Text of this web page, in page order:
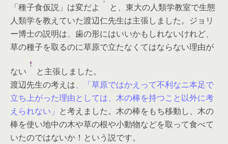
「種子食仮説」は変だよ
と、東大の人類学教室で生態
人類学を教えていた渡辺仁先生は主張しました。ジョリ
ー博士の説明は、歯の形にはいいかもしれないけれど、
草の種子を取るのに草原で立たなくてはならない理由が
ない
と主張しました。
渡辺先生の考えは、「草原ではかえって不利なニ本足で
立ち上がった理由としては、木の棒を持つこと以外に考
えられない」 と考えました。木の棒をもち移動し、木の
棒を使い地中の木や草の根や小動物などを取って食べて
いたのではないか！という説です。